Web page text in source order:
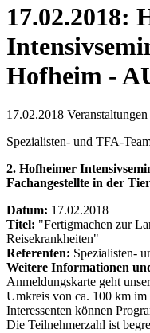
17.02.2018:
Hofheim -
17.02.2018 Veranstaltungen
Spezialisten- und TFA-
2. Hofheimer
Fachangestellte in der
Datum: 17.02.2018
Titel: "Fertigmachen zur
Reisekrankheiten"
Referenten: Spezialisten-
Weitere Informationen
Anmeldungskarte geht
Umkreis von ca. 100 km im
Interessenten können
Die Teilnehmerzahl ist